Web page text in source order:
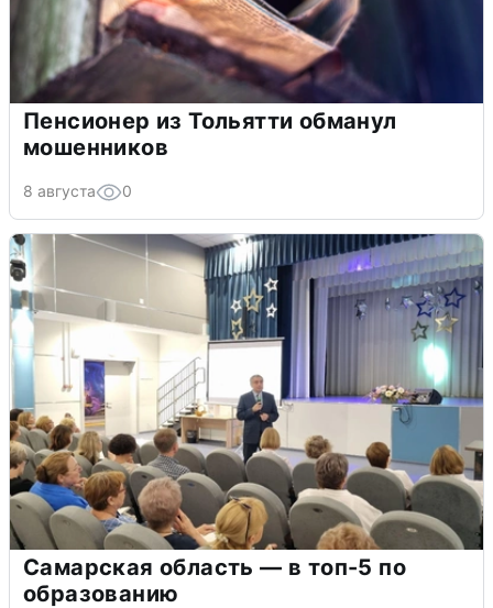
Пенсионер из Тольятти обманул
мошенников
8 августа 0
Самарская область — в топ-5 по
образованию